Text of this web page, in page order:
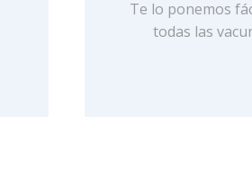
Te lo ponemos
todas las